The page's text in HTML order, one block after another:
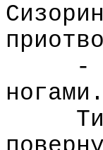
-
ногами.